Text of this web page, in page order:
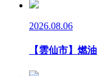
2026.08.06
【雲仙市】燃